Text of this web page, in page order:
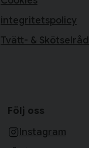
integritetspolicy
Tvätt- & Skötselråd
Följ oss
Instagram